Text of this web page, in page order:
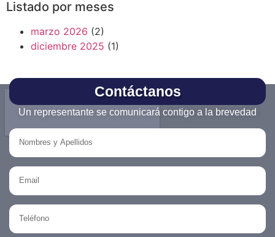
Listado por meses
marzo 2026 (2)
diciembre 2025 (1)
Contáctanos
Un representante se comunicará contigo a la brevedad